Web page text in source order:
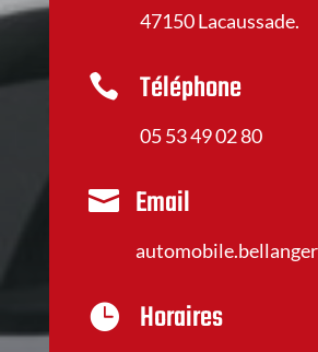
47150 Lacaussade.
 Téléphone
05 53 49 02 80
 Email
 Horaires